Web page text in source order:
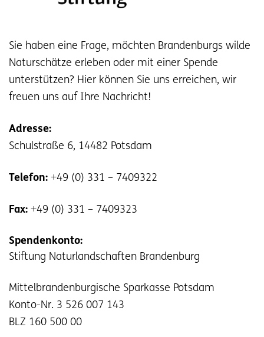
Sie haben eine Frage, möchten Brandenburgs wilde
Naturschätze erleben oder mit einer Spende
unterstützen? Hier können Sie uns erreichen, wir
freuen uns auf Ihre Nachricht!
Adresse:
Schulstraße 6, 14482 Potsdam
Telefon: +49 (0) 331 – 7409322
Fax: +49 (0) 331 – 7409323
Spendenkonto:
Stiftung Naturlandschaften Brandenburg
Mittelbrandenburgische Sparkasse Potsdam
Konto-Nr. 3 526 007 143
BLZ 160 500 00